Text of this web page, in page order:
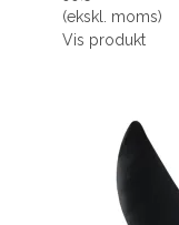
(ekskl. moms)
Vis produkt